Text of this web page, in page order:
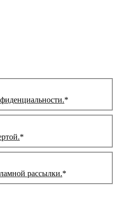
*
*
рассылки.*